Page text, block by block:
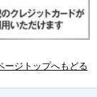
ージトップへもどる